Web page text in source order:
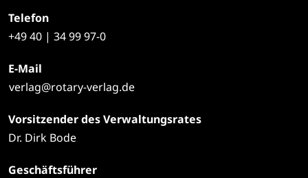
Telefon
+4940 | 34 99 97-0
E-Mail
verlag@rotary-verlag.de
Vorsitzender des Verwaltungsrates
Dr. Dirk Bode
Geschäftsführer